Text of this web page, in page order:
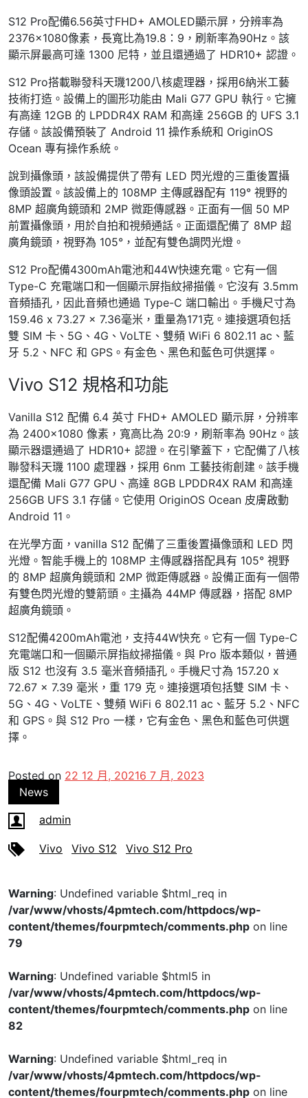
S12 Pro配備6.56英寸FHD+ AMOLED顯示屏，分辨率為
2376×1080像素，長寬比為19.8：9，刷新率為90Hz。該
顯示屏最高可達 1300 尼特，並且還通過了 HDR10+ 認證。
S12 Pro搭載聯發科天璣1200八核處理器，採用6納米工藝
技術打造。設備上的圖形功能由 Mali G77 GPU 執行。它擁
有高達 12GB 的 LPDDR4X RAM 和高達 256GB 的 UFS 3.1
存儲。該設備預裝了 Android 11 操作系統和 OriginOS
Ocean 專有操作系統。
說到攝像頭，該設備提供了帶有 LED 閃光燈的三重後置攝
像頭設置。該設備上的 108MP 主傳感器配有 119° 視野的
8MP 超廣角鏡頭和 2MP 微距傳感器。正面有一個 50 MP
前置攝像頭，用於自拍和視頻通話。正面還配備了 8MP 超
廣角鏡頭，視野為 105°，並配有雙色調閃光燈。
S12 Pro配備4300mAh電池和44W快速充電。它有一個
Type-C 充電端口和一個顯示屏指紋掃描儀。它沒有 3.5mm
音頻插孔，因此音頻也通過 Type-C 端口輸出。手機尺寸為
159.46 x 73.27 x 7.36毫米，重量為171克。連接選項包括
雙 SIM 卡、5G、4G、VoLTE、雙頻 WiFi 6 802.11 ac、藍
牙 5.2、NFC 和 GPS。有金色、黑色和藍色可供選擇。
Vivo S12 規格和功能
Vanilla S12 配備 6.4 英寸 FHD+ AMOLED 顯示屏，分辨率
為 2400×1080 像素，寬高比為 20:9，刷新率為 90Hz。該
顯示器還通過了 HDR10+ 認證。在引擎蓋下，它配備了八核
聯發科天璣 1100 處理器，採用 6nm 工藝技術創建。該手機
還配備 Mali G77 GPU、高達 8GB LPDDR4X RAM 和高達
256GB UFS 3.1 存儲。它使用 OriginOS Ocean 皮膚啟動
Android 11。
在光學方面，vanilla S12 配備了三重後置攝像頭和 LED 閃
光燈。智能手機上的 108MP 主傳感器搭配具有 105° 視野
的 8MP 超廣角鏡頭和 2MP 微距傳感器。設備正面有一個帶
有雙色閃光燈的雙箭頭。主攝為 44MP 傳感器，搭配 8MP
超廣角鏡頭。
S12配備4200mAh電池，支持44W快充。它有一個 Type-C
充電端口和一個顯示屏指紋掃描儀。與 Pro 版本類似，普通
版 S12 也沒有 3.5 毫米音頻插孔。手機尺寸為 157.20 x
72.67 x 7.39 毫米，重 179 克。連接選項包括雙 SIM 卡、
5G、4G、VoLTE、雙頻 WiFi 6 802.11 ac、藍牙 5.2、NFC
和 GPS。與 S12 Pro 一樣，它有金色、黑色和藍色可供選
擇。
Posted on 22 12 月, 20216 7 月, 2023
News
admin
Vivo Vivo S12 Vivo S12 Pro
Warning: Undefined variable $html_req in
/var/www/vhosts/4pmtech.com/httpdocs/wp-
content/themes/fourpmtech/comments.php on line
79
Warning: Undefined variable $html5 in
/var/www/vhosts/4pmtech.com/httpdocs/wp-
content/themes/fourpmtech/comments.php on line
82
Warning: Undefined variable $html_req in
/var/www/vhosts/4pmtech.com/httpdocs/wp-
content/themes/fourpmtech/comments.php on line